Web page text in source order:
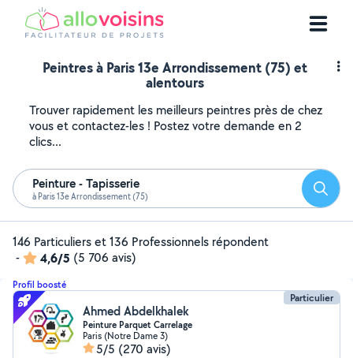
Peintres à Paris 13e Arrondissement (75) et
alentours
Trouver rapidement les meilleurs peintres près de chez
vous et contactez-les ! Postez votre demande en 2
clics...
Peinture - Tapisserie
à Paris 13e Arrondissement (75)
146 Particuliers et 136 Professionnels répondent
-
4,6/5 (5 706 avis)
Profil boosté
Particulier
Ahmed Abdelkhalek
Peinture Parquet Carrelage
Paris (Notre Dame 3)
5/5 (270 avis)